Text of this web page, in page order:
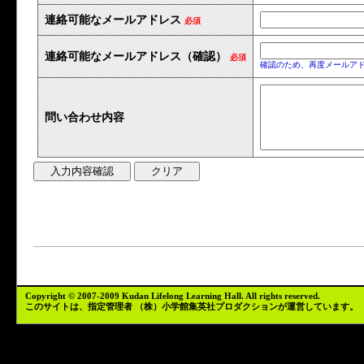
連絡可能なメールアドレス必須
連絡可能なメールアドレス（確認）必須
確認のため、再度メールア
問い合わせ内容
Copyright © 2007-2009 Kudan Lifelong Learning Hall. All rights reserved.
このサイトは、指定管理者
（株）小学館集英社プロダクションが運営しています。